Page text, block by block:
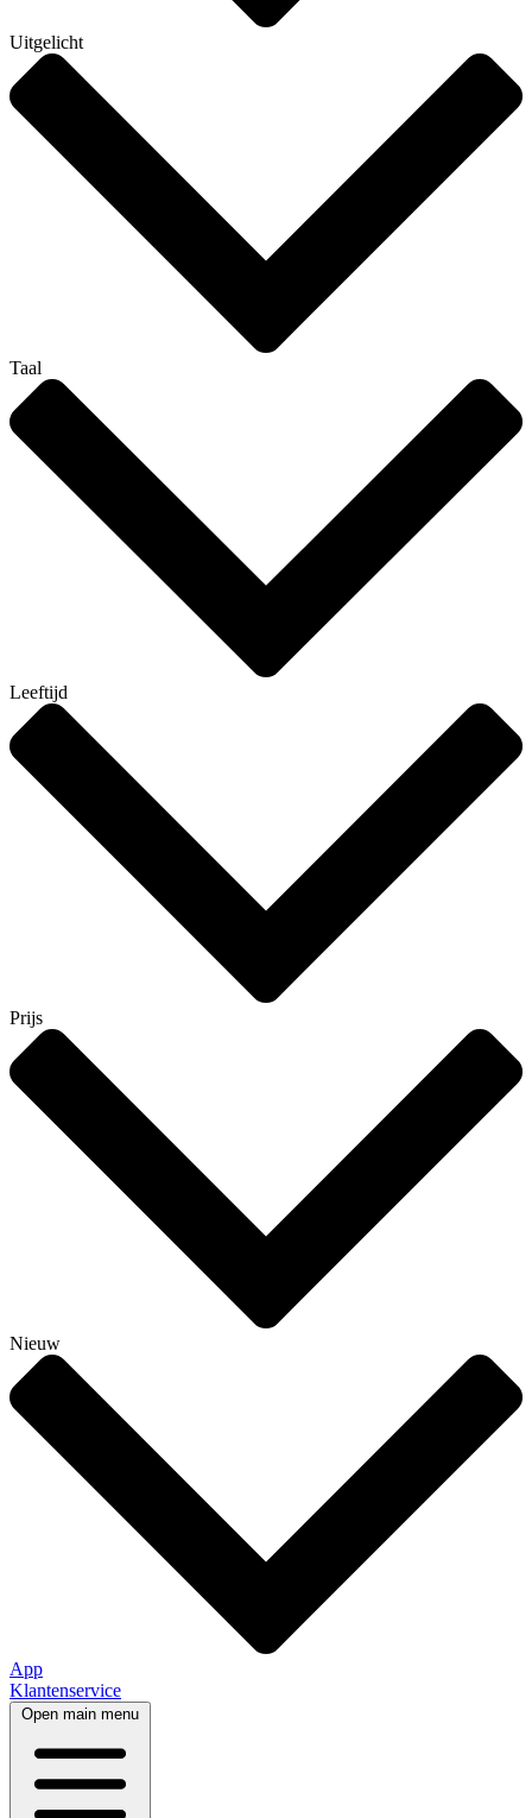
Uitgelicht
Taal
Leeftijd
Prijs
Nieuw
App
Klantenservice
Open main menu